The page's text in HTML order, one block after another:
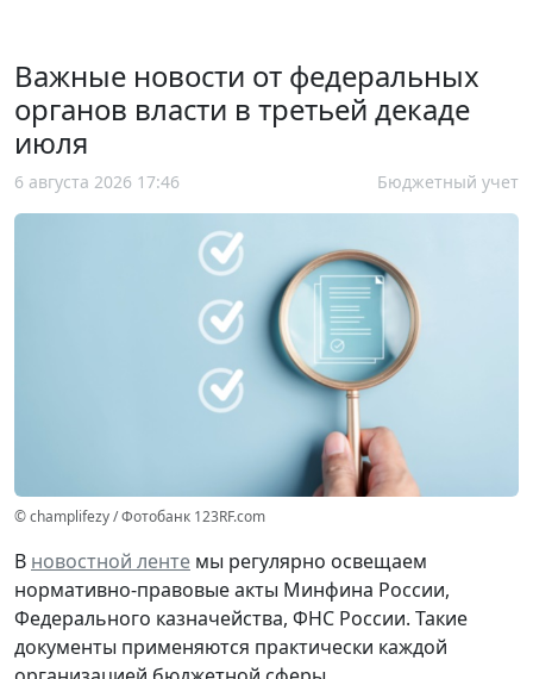
Важные новости от федеральных
органов власти в третьей декаде
июля
6 августа 2026 17:46 Бюджетный учет
© champlifezy / Фотобанк 123RF.com
В новостной ленте мы регулярно освещаем
нормативно-правовые акты Минфина России,
Федерального казначейства, ФНС России. Такие
документы применяются практически каждой